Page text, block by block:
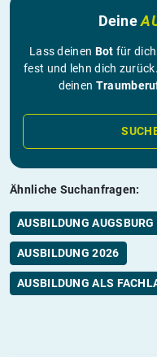
Deine
Lass deinen Bot für
fest und lehn dich
deinen
Ähnliche Suchanfragen:
AUSBILDUNG
AUSBILDUNG 2026
AUSBILDUNG ALS